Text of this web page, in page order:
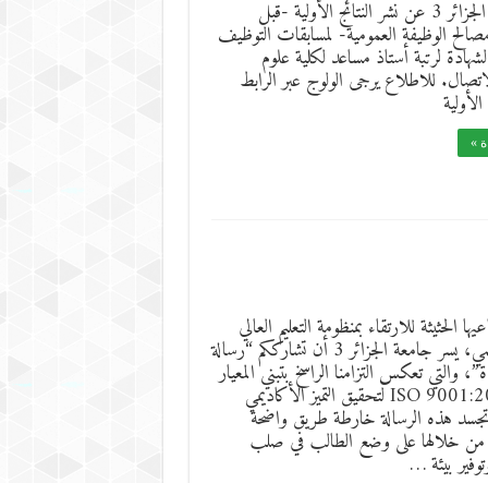
تعلن جامعة الجزائر 3 عن نشر النتائج الأولية -قبل
الوظيفة العمومية- لمسابقات التوظيف
لرتبة أستاذ مساعد لكلية علوم
للاطلاع يرجى الولوج عبر الرابط
»
الحثيثة للارتقاء بمنظومة التعليم العالي
والبحث العلمي، يسر جامعة الجزائر 3 أن تشارككم “رسالة
والتي تعكس التزامنا الراسخ بتبني المعيار
الدولي ISO 9001:2015 لتحقيق التميز الأكاديمي
هذه الرسالة خارطة طريق واضحة
من خلالها على وضع الطالب في صلب
بيئة …